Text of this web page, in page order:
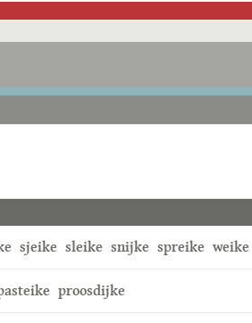
sjeike sleike snijke spreike weike
proosdijke